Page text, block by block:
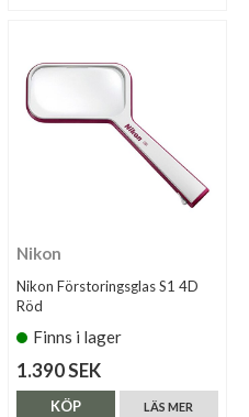
Nikon
Nikon Förstoringsglas S1 4D
Röd
Finns i lager
1.390 SEK
LÄS MER
KÖP